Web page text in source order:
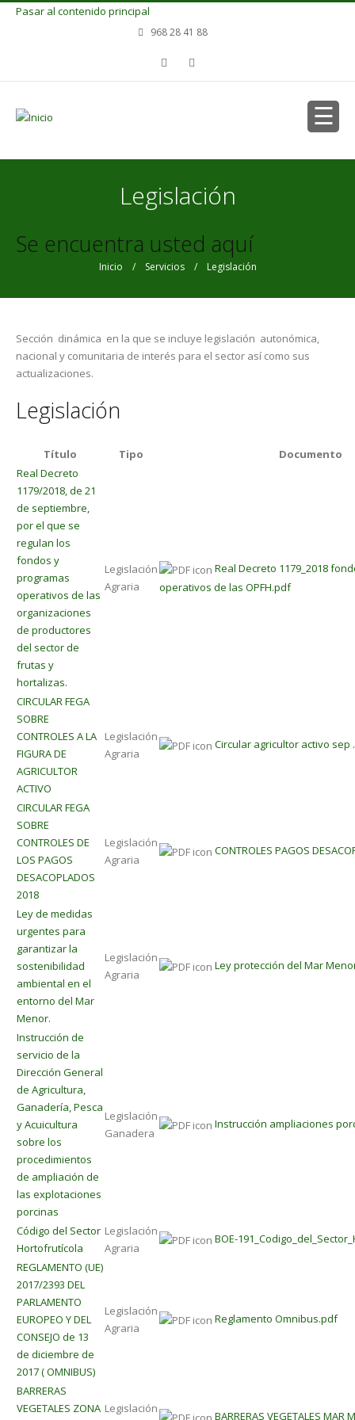
Pasar al contenido principal
968 28 41 88
Legislación
Se encuentra usted aquí
Inicio / Servicios/ Legislación
Sección dinámica en la que se incluye legislación autonómica,
nacional y comunitaria de interés para el sector así como sus
actualizaciones.
Legislación
Título Tipo
Documento
Real Decreto
1179/2018, de 21
de septiembre,
por el que se
regulan los
fondos y
programas
operativos de las
organizaciones
de productores
del sector de
frutas y
hortalizas.
Legislación
Agraria
Real Decreto 1179_2018
operativos de las OPFH.pdf
CIRCULAR FEGA
SOBRE
CONTROLES A LA
FIGURA DE
AGRICULTOR
ACTIVO
Legislación
Agraria
Circular agricultor activo sep
CIRCULAR FEGA
SOBRE
CONTROLES DE
LOS PAGOS
DESACOPLADOS
2018
Legislación
Agraria
CONTROLES PAGOS
Ley de medidas
urgentes para
garantizar la
sostenibilidad
ambiental en el
entorno del Mar
Menor.
Legislación
Agraria
Ley protección del Mar
Instrucción de
servicio de la
Dirección General
de Agricultura,
Ganadería, Pesca
y Acuicultura
sobre los
procedimientos
de ampliación de
las explotaciones
porcinas
Legislación
Ganadera
Instrucción ampliaciones
Código del Sector
Hortofrutícola
Legislación
Agraria
BOE-
REGLAMENTO (UE)
2017/2393 DEL
PARLAMENTO
EUROPEO Y DEL
CONSEJO de 13
de diciembre de
2017 ( OMNIBUS)
Legislación
Agraria
Reglamento Omnibus.pdf
BARRERAS
VEGETALES ZONA Legislación
BARRERAS VEGETALES MAR